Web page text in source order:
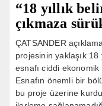
“18 yıllık
çıkmaza
ÇATSANDER
projesinin yaklaşık 18
esnafı ciddi ekonomik
Esnafın önemli bir
bu proje üzerine